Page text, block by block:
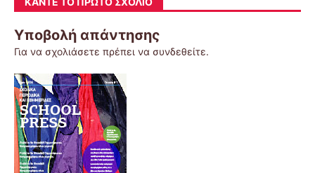
Υποβολή απάντησης
Για να σχολιάσετε πρέπει να συνδεθείτε.